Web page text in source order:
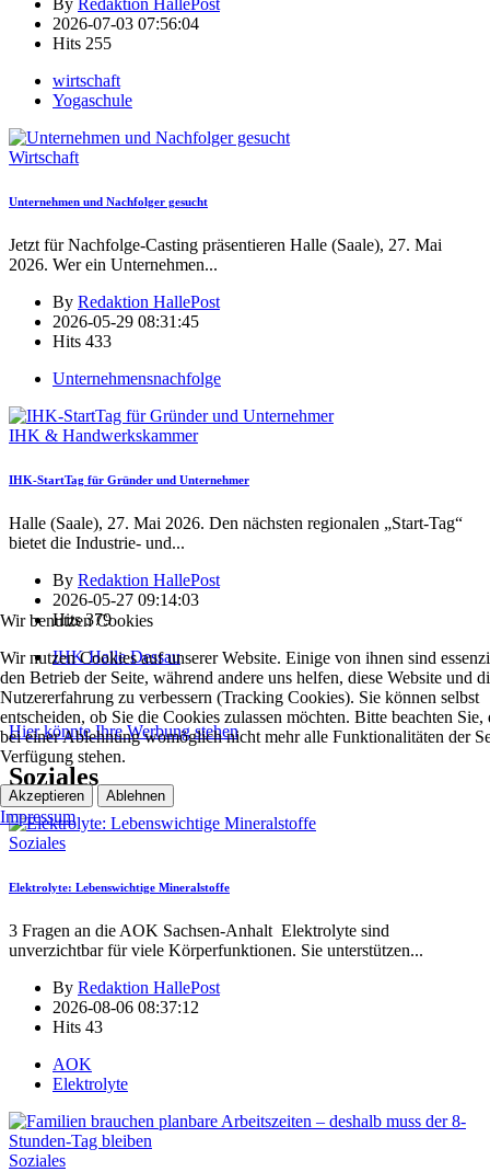
2026-07-03 07:56:04
Hits 255
wirtschaft
Yogaschule
Wirtschaft
Unternehmen und Nachfolger gesucht
Jetzt für Nachfolge-Casting präsentieren Halle (Saale), 27. Mai
2026. Wer ein Unternehmen...
By Redaktion HallePost
2026-05-29 08:31:45
Hits 433
Unternehmensnachfolge
IHK & Handwerkskammer
IHK-StartTag für Gründer und Unternehmer
Halle (Saale), 27. Mai 2026. Den nächsten regionalen „Start-Tag“
bietet die Industrie- und...
By Redaktion HallePost
2026-05-27 09:14:03
Hits379
IHK Halle Dessau
Hier könnte Ihre Werbung stehen
Soziales
Soziales
Elektrolyte: Lebenswichtige Mineralstoffe
3 Fragen an die AOK Sachsen-Anhalt Elektrolyte sind
unverzichtbar für viele Körperfunktionen. Sie unterstützen...
By Redaktion HallePost
2026-08-06 08:37:12
Hits 43
AOK
Elektrolyte
Soziales
Wir benutzen Cookies
Wir nutzen Cookies auf unserer Website. Einige von ihnen sind
den Betrieb der Seite, während andere uns helfen, diese Website und
Nutzererfahrung zu verbessern (Tracking Cookies). Sie können selbst
entscheiden, ob Sie die Cookies zulassen möchten. Bitte beachten Sie,
bei einer Ablehnung womöglich nicht mehr alle Funktionalitäten der
Verfügung stehen.
Akzeptieren Ablehnen
Impressum